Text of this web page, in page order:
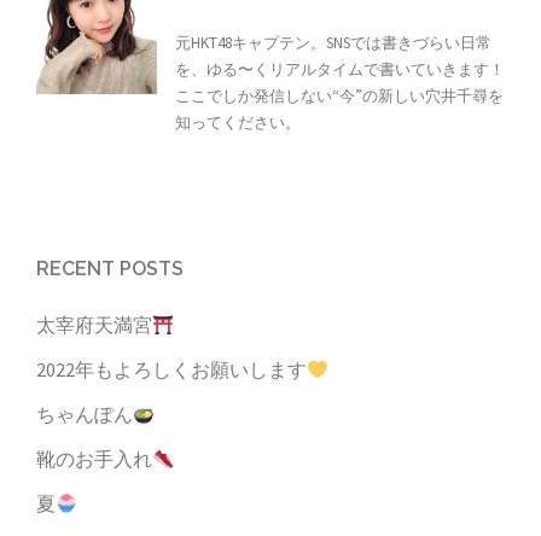
元HKT48キャプテン。SNSでは書きづらい日常
を、ゆる〜くリアルタイムで書いていきます！
ここでしか発信しない“今”の新しい穴井千尋を
知ってください。
RECENT POSTS
太宰府天満宮
2022年もよろしくお願いします
ちゃんぽん
靴のお手入れ
夏